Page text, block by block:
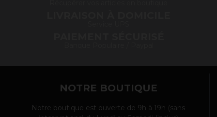
NOTRE BOUTIQUE
Notre boutique est ouverte de 9h à 19h (sans